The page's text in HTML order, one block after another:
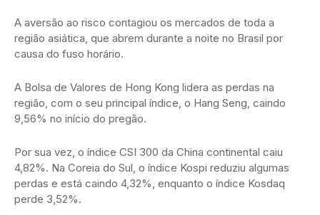
A aversão ao risco contagiou os mercados de toda a
região asiática, que abrem durante a noite no Brasil por
causa do fuso horário.
A Bolsa de Valores de Hong Kong lidera as perdas na
região, com o seu principal índice, o Hang Seng, caindo
9,56% no início do pregão.
Por sua vez, o índice CSI 300 da China continental caiu
4,82%. Na Coreia do Sul, o índice Kospi reduziu algumas
perdas e está caindo 4,32%, enquanto o índice Kosdaq
perde 3,52%.